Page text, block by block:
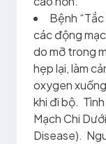
Bệnh
các động
do mỡ trong
hẹp lại, làm
oxygen
khi đi bộ.
Mạch Chi
Disease).